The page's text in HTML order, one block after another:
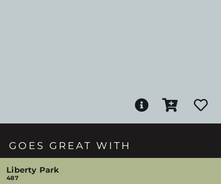
GOES GREAT WITH
Liberty Park
487